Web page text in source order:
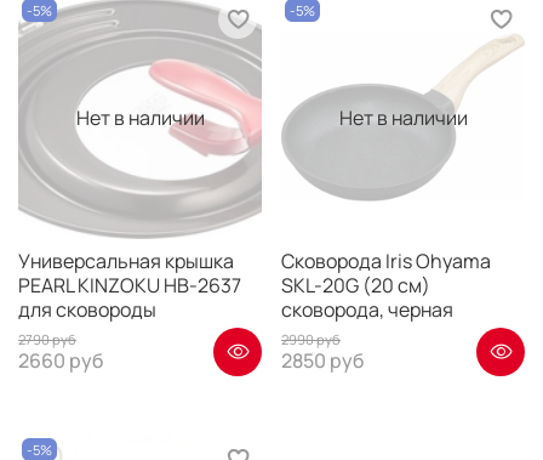
Нет в наличии
-5%
Универсальная крышка
PEARL KINZOKU HB-2637
для сковороды
2790 руб
2660 руб
Нет в наличии
-5%
Сковорода Iris Ohyama
SKL-20G (20 см)
сковорода, черная
2990 руб
2850 руб
-5%